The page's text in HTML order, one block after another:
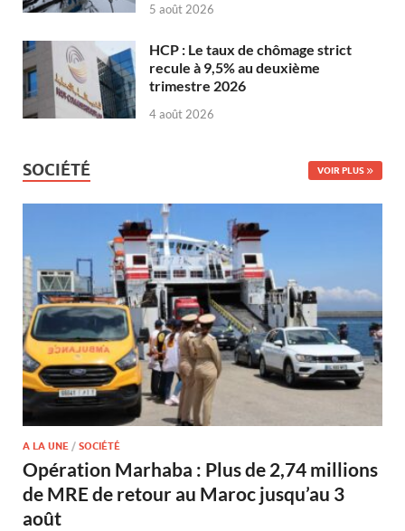
5 août 2026
HCP : Le taux de chômage strict
recule à 9,5% au deuxième
trimestre 2026
4 août 2026
SOCIÉTÉ VOIR PLUS
A LA UNE / SOCIÉTÉ
Opération Marhaba : Plus de 2,74 millions
de MRE de retour au Maroc jusqu’au 3
août